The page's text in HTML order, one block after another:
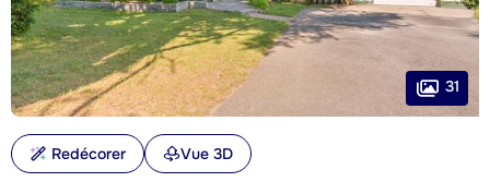
31
Redécorer Vue 3D